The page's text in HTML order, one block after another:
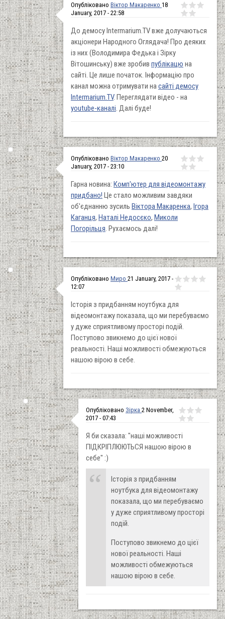
Опубліковано Віктор Макаренко 18
January, 2017 - 22:58
До демосу Intermarium.TV вже долучаються
акціонери Народного Оглядача! Про деяких
із них (Володимира Федька і Зірку
Вітошинську) вже зробив публікацю на
сайті. Це лише початок. Інформацію про
канал можна отримувати насайті демосу
Intermarium.TV. Переглядати відео - на
youtube-каналі. Далі буде!
Опубліковано Віктор Макаренко 20
January, 2017 - 23:10
Гарна новина: Комп'ютер для відеомонтажу
придбано! Це стало можливим завдяки
об'єднанню зусиль Віктора Макаренка, Ігора
Каганця, Наталі Недосєко, Миколи
Погорільця. Рухаємось далі!
Опубліковано Миро 21 January, 2017 -
12:07
Історія з придбанням ноутбука для
відеомонтажу показала, що ми перебуваємо
у дуже сприятливому просторі подій.
Поступово звикнемо до цієї нової
реальності. Наші можливості обмежуються
нашою вірою в себе.
Опубліковано Зірка 2 November,
2017 - 07:43
Я би сказала: "наші можливості
ПІДКРІПЛЮЮТЬСЯ нашою вірою в
себе" :)
Історія з придбанням
ноутбука для відеомонтажу
показала, що ми перебуваємо
у дуже сприятливому просторі
подій.
Поступово звикнемо до цієї
нової реальності. Наші
можливості обмежуються
нашою вірою в себе.